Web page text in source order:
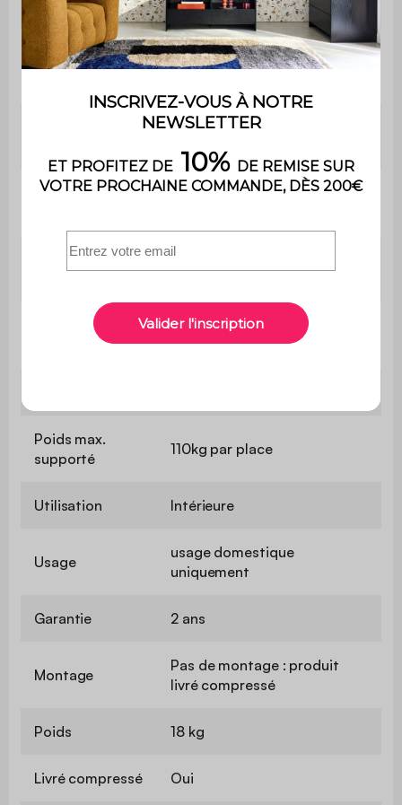
Matière de la structure Mousse
Densité du tissu 500 g/m²
Mousse polyuréthane
(30kg/m3)
Densité mousse
Mousse polyuréthane
Profondeur
60 cm
Confort de
Poids max.
supporté
110kg par place
Utilisation Intérieure
Usage
usage domestique
uniquement
Garantie 2 ans
Montage
Pas de montage : produit
livré compressé
Poids 18 kg
Livré compressé Oui